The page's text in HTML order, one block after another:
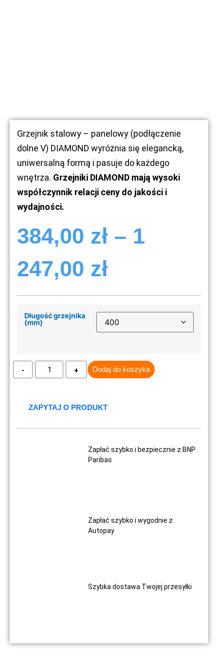
Grzejnik stalowy – panelowy (podłączenie
dolne V) DIAMOND wyróżnia się elegancką,
uniwersalną formą i pasuje do każdego
wnętrza. Grzejniki DIAMOND mają wysoki
współczynnik relacji ceny do jakości i
wydajności.
384,00 zł – 1
247,00 zł
Długość grzejnika
(mm)
Dodaj do koszyka
ZAPYTAJ O PRODUKT
Zapłać szybko i bezpiecznie z BNP
Paribas
Zapłać szybko i wygodnie z
Autopay
Szybka dostawa Twojej przesyłki